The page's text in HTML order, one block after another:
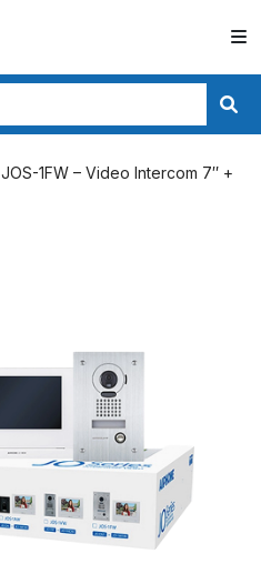
1FW – Video Intercom 7″ +